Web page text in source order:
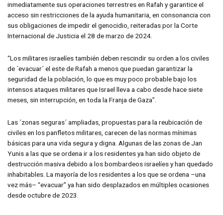
inmediatamente sus operaciones terrestres en Rafah y garantice el
acceso sin restricciones de la ayuda humanitaria, en consonancia con
sus obligaciones de impedir el genocidio, reiteradas por la Corte
Internacional de Justicia el 28 de marzo de 2024.
“Los militares israelíes también deben rescindir su orden a los civiles
de ´evacuar´ el este de Rafah a menos que puedan garantizar la
seguridad de la población, lo que es muy poco probable bajo los
intensos ataques militares que Israel lleva a cabo desde hace siete
meses, sin interrupción, en toda la Franja de Gaza”.
Las ´zonas seguras´ ampliadas, propuestas para la reubicación de
civiles en los panfletos militares, carecen de las normas mínimas
básicas para una vida segura y digna. Algunas de las zonas de Jan
Yunis a las que se ordena ir a los residentes ya han sido objeto de
destrucción masiva debido a los bombardeos israelíes y han quedado
inhabitables. La mayoría de los residentes a los que se ordena –una
vez más– “evacuar” ya han sido desplazados en múltiples ocasiones
desde octubre de 2023.